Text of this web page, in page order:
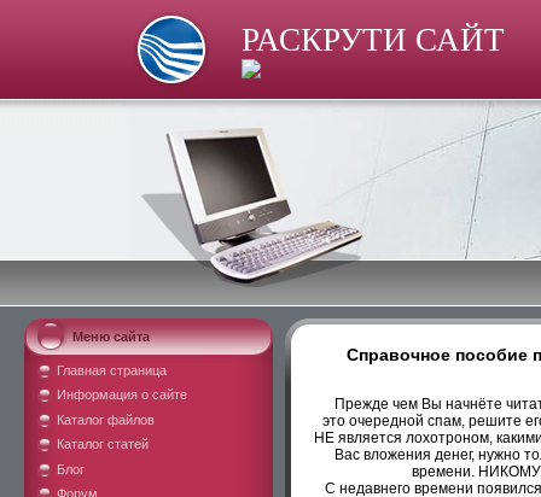
РАСКРУТИ САЙТ
Меню сайта
Главная страница
Информация о сайте
Каталог файлов
Каталог статей
Блог
Форум
Справочное пособие
Прежде чем Вы начнёте
это очередной спам, решите
НЕ является лохотроном,
Вас вложения денег, нужно
времени.
С недавнего времени